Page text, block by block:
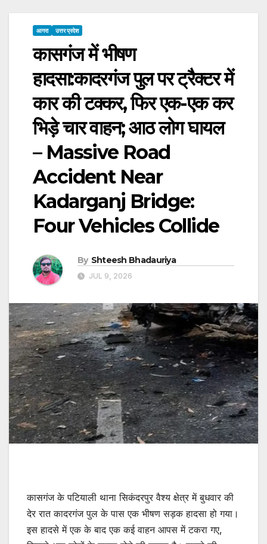
आगरा उत्तर प्रदेश
कासगंज में भीषण
हादसा:कादरगंज पुल पर ट्रैक्टर में
कार की टक्कर, फिर एक-एक कर
भिड़े चार वाहन; आठ लोग घायल
– Massive Road
Accident Near
Kadarganj Bridge:
Four Vehicles Collide
By Shteesh Bhadauriya
JUL 9, 2026
कासगंज के पटियाली थाना सिकंदरपुर वैश्य क्षेत्र में बुधवार की
देर रात कादरगंज पुल के पास एक भीषण सड़क हादसा हो गया।
इस हादसे में एक के बाद एक कई वाहन आपस में टकरा गए,